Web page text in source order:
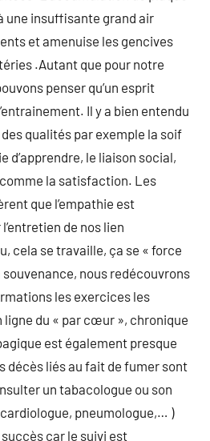
une insuffisante grand air
et amenuise les gencives
.Autant que pour notre
penser qu’un esprit
Il y a bien entendu
qualités par exemple la soif
d’apprendre, le liaison social,
la satisfaction. Les
que l’empathie est
de nos lien
cela se travaille, ça se « force
nous redécouvrons
les exercices les
ligne du « par cœur », chronique
est également presque
décès liés au fait de fumer sont
un tabacologue ou son
pneumologue,… )
car le suivi est